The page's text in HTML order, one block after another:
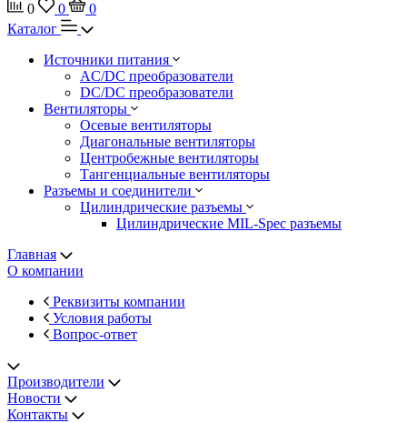
0 0
0
Каталог
Источники питания
AC/DC преобразователи
DC/DC преобразователи
Вентиляторы
Осевые вентиляторы
Диагональные вентиляторы
Центробежные вентиляторы
Тангенциальные вентиляторы
Разъемы и соединители
Цилиндрические разъемы
Цилиндрические MIL-Spec разъемы
Главная
О компании
Реквизиты компании
Условия работы
Вопрос-ответ
Производители
Новости
Контакты